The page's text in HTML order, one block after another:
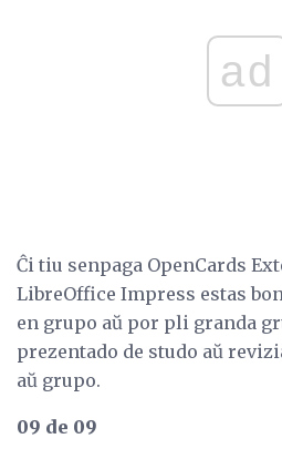
ad
Ĉi tiu senpaga OpenCards
LibreOffice Impress estas
en grupo aŭ por pli granda
prezentado de studo aŭ
aŭ grupo.
09 de 09